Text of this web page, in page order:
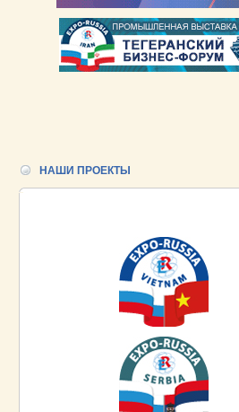
НАШИ ПРОЕКТЫ